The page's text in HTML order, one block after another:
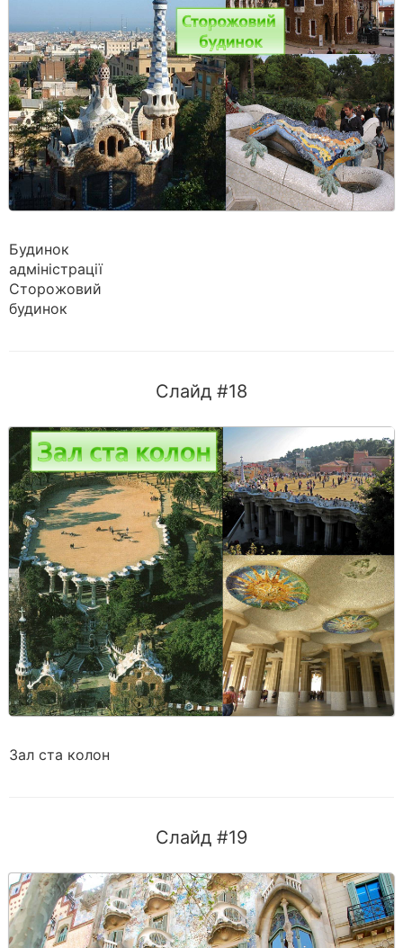
Будинок
адміністрації
Сторожовий
будинок
Слайд #18
Зал ста колон
Слайд #19